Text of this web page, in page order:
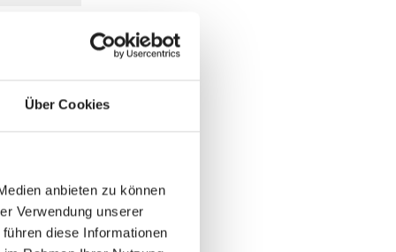
Über Cookies
anbieten zu können
Verwendung unserer
diese Informationen